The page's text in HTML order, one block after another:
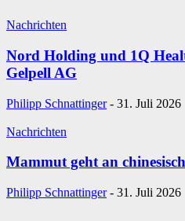
Nachrichten
Nord Holding und 1Q
Gelpell AG
Philipp Schnattinger - 31. Juli 2026
Nachrichten
Mammut geht an
Philipp Schnattinger - 31. Juli 2026